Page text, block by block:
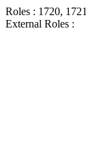
Roles : 1720, 1721
External Roles :